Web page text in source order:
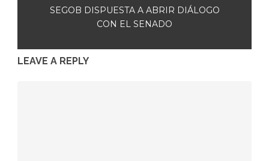
SEGOB DISPUESTA A ABRIR DIÁLOGO
CON EL SENADO
LEAVE A REPLY